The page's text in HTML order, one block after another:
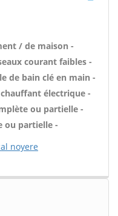
/ de maison -
courant faibles -
de bain clé en main -
électrique -
ou partielle -
ou partielle -
noyere